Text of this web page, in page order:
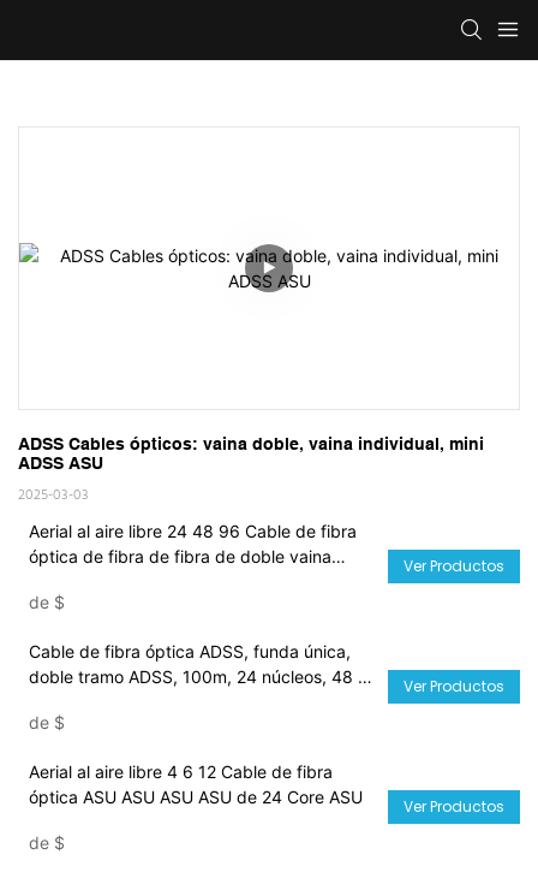
ADSS Cables ópticos: vaina doble, vaina individual, mini
ADSS ASU
2025-03-03
Aerial al aire libre 24 48 96 Cable de fibra
óptica de fibra de fibra de doble vaina
de $
Ver Productos
Cable de fibra óptica ADSS, funda única,
doble tramo ADSS, 100m, 24 núcleos, 48 ​​
de $
Ver Productos
Aerial al aire libre 4 6 12 Cable de fibra
óptica ASU ASU ASU ASU de 24 Core ASU
de $
Ver Productos